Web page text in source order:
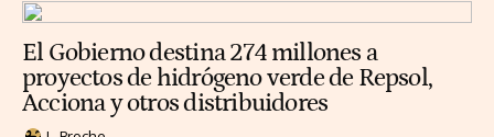
El Gobierno destina 274 millones a
proyectos de hidrógeno verde de Repsol,
Acciona y otros distribuidores